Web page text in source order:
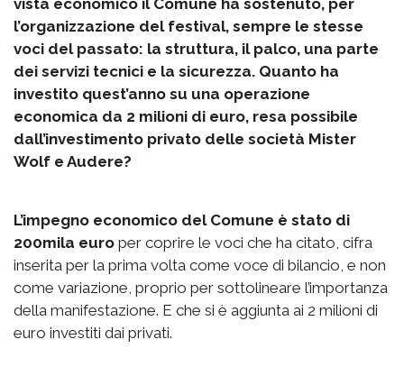
l’organizzazione del festival, sempre le stesse
voci del passato: la struttura, il palco, una parte
dei servizi tecnici e la sicurezza. Quanto ha
investito quest’anno su una operazione
economica da 2 milioni di euro, resa possibile
dall’investimento privato delle società Mister
Wolf e Audere?
L’impegno economico del Comune è stato di
200mila euro per coprire le voci che ha citato, cifra
inserita per la prima volta come voce di bilancio, e non
come variazione, proprio per sottolineare l’importanza
della manifestazione. E che si è aggiunta ai 2 milioni di
euro investiti dai privati.